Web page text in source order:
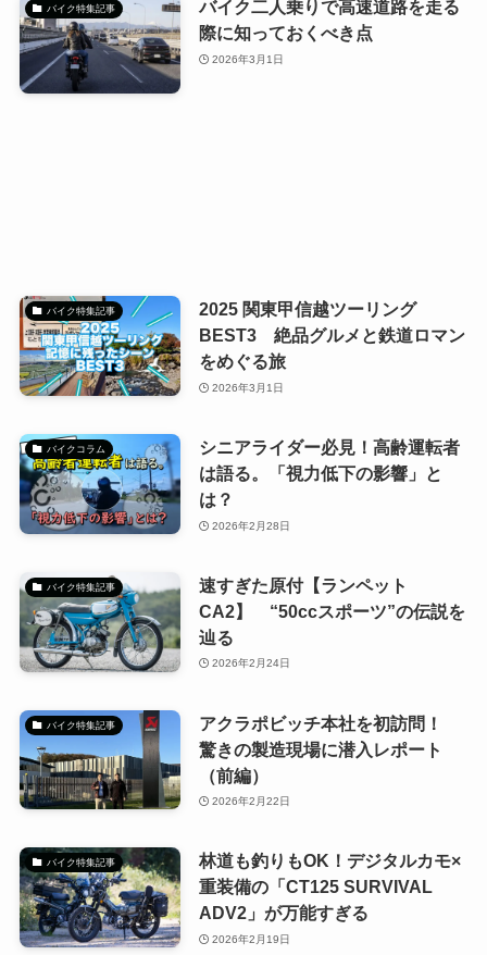
バイク特集記事
バイク二人乗りで高速道路を走る
際に知っておくべき点
2026年3月1日
バイク特集記事
2025 関東甲信越ツーリング
BEST3 絶品グルメと鉄道ロマン
をめぐる旅
2026年3月1日
バイクコラム
シニアライダー必見！高齢運転者
は語る。「視力低下の影響」と
は？
2026年2月28日
バイク特集記事
速すぎた原付【ランペット
CA2】 “50ccスポーツ”の伝説を
辿る
2026年2月24日
バイク特集記事
アクラポビッチ本社を初訪問！
驚きの製造現場に潜入レポート
（前編）
2026年2月22日
バイク特集記事
林道も釣りもOK！デジタルカモ×
重装備の「CT125 SURVIVAL
ADV2」が万能すぎる
2026年2月19日